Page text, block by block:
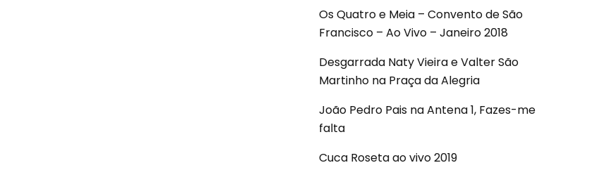
Os Quatro e Meia – Convento de São
Francisco – Ao Vivo – Janeiro 2018
Desgarrada Naty Vieira e Valter São
Martinho na Praça da Alegria
João Pedro Pais na Antena 1, Fazes-me
falta
Cuca Roseta ao vivo 2019